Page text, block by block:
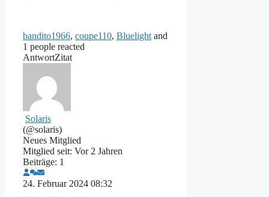
bandito1966, coupe110, Bluelight and
1 people reacted
AntwortZitat
Solaris
(@solaris)
Neues Mitglied
Mitglied seit: Vor 2 Jahren
Beiträge: 1
24. Februar 2024 08:32